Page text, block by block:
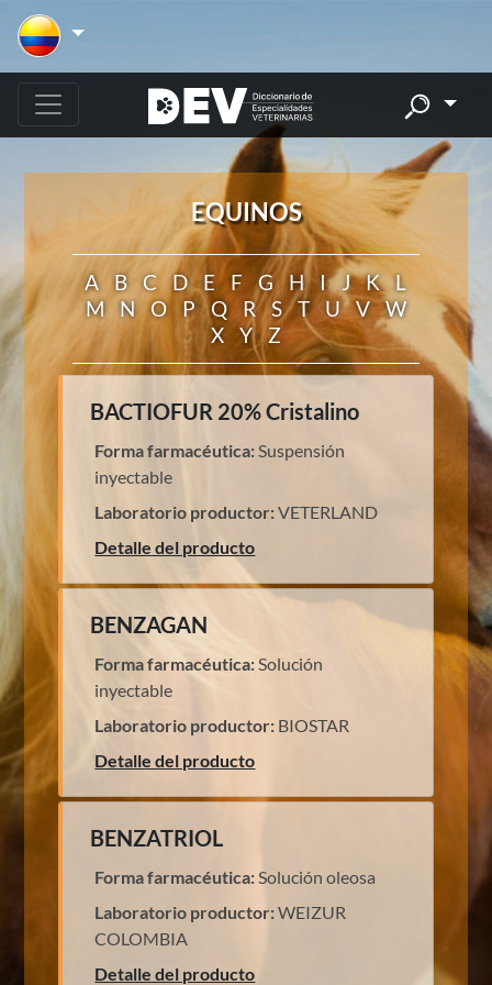
EQUINOS
A B C D E F G H I J K
L
M
N O P Q R S T U V
W
X
Y Z
BACTIOFUR 20% Cristalino
Forma farmacéutica: Suspensión
inyectable
Laboratorio productor:VETERLAND
Detalle del producto
BENZAGAN
Forma farmacéutica: Solución
inyectable
Laboratorio productor: BIOSTAR
Detalle del producto
BENZATRIOL
Forma farmacéutica: Solución oleosa
Laboratorio productor:WEIZUR
COLOMBIA
Detalle del producto